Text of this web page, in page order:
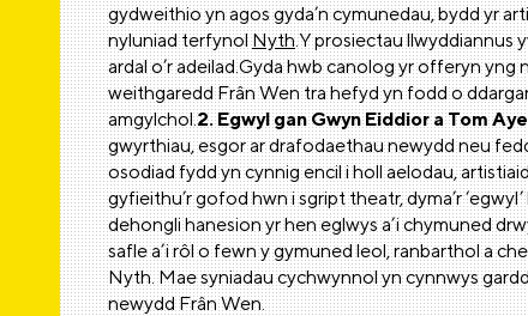
gydweithio yn agos gyda’n cymunedau, bydd yr
nyluniad terfynolNyth.Y prosiectau llwyddiannus
ardal o’r adeilad.Gyda hwb canolog yr offeryn
weithgaredd Frân Wen tra hefyd yn fodd o
amgylchol.2. Egwyl gan Gwyn Eiddior a Tom
gwyrthiau, esgor ar drafodaethau newydd neu
osodiad fydd yn cynnig encil i holl aelodau,
gyfieithu’r gofod hwn i sgript theatr, dyma’r
dehongli hanesion yr hen eglwys a’i chymuned
safle a’i rôl o fewn y gymuned leol, ranbarthol a
Nyth. Mae syniadau cychwynnol yn cynnwys
newydd Frân Wen.